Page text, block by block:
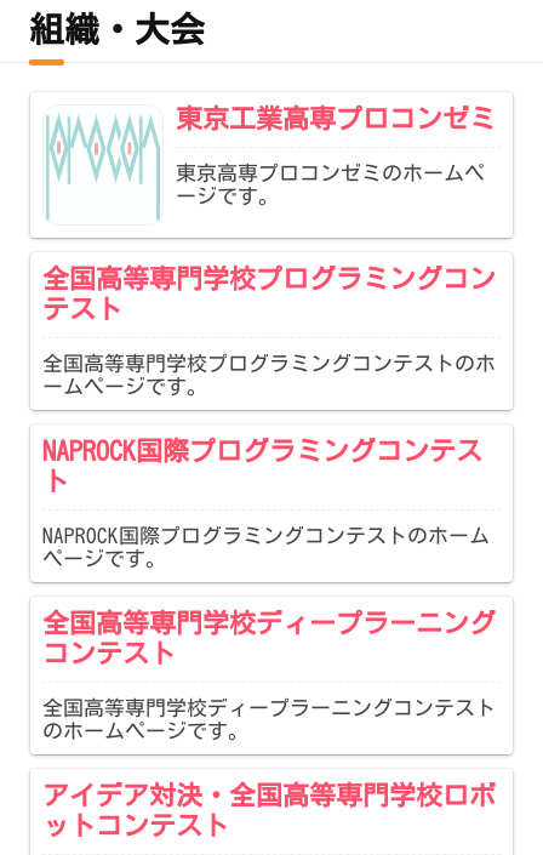
組織・大会
東京工業高専プロコンゼミ
東京高専プロコンゼミのホームペ
ージです。
全国高等専門学校プログラミングコン
テスト
全国高等専門学校プログラミングコンテストのホ
ームページです。
NAPROCK国際プログラミングコンテス
ト
NAPROCK国際プログラミングコンテストのホーム
ページです。
全国高等専門学校ディープラーニング
コンテスト
全国高等専門学校ディープラーニングコンテスト
のホームページです。
アイデア対決・全国高等専門学校ロボ
ットコンテスト